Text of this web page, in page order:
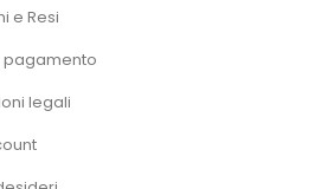
e Resi
pagamento
legali